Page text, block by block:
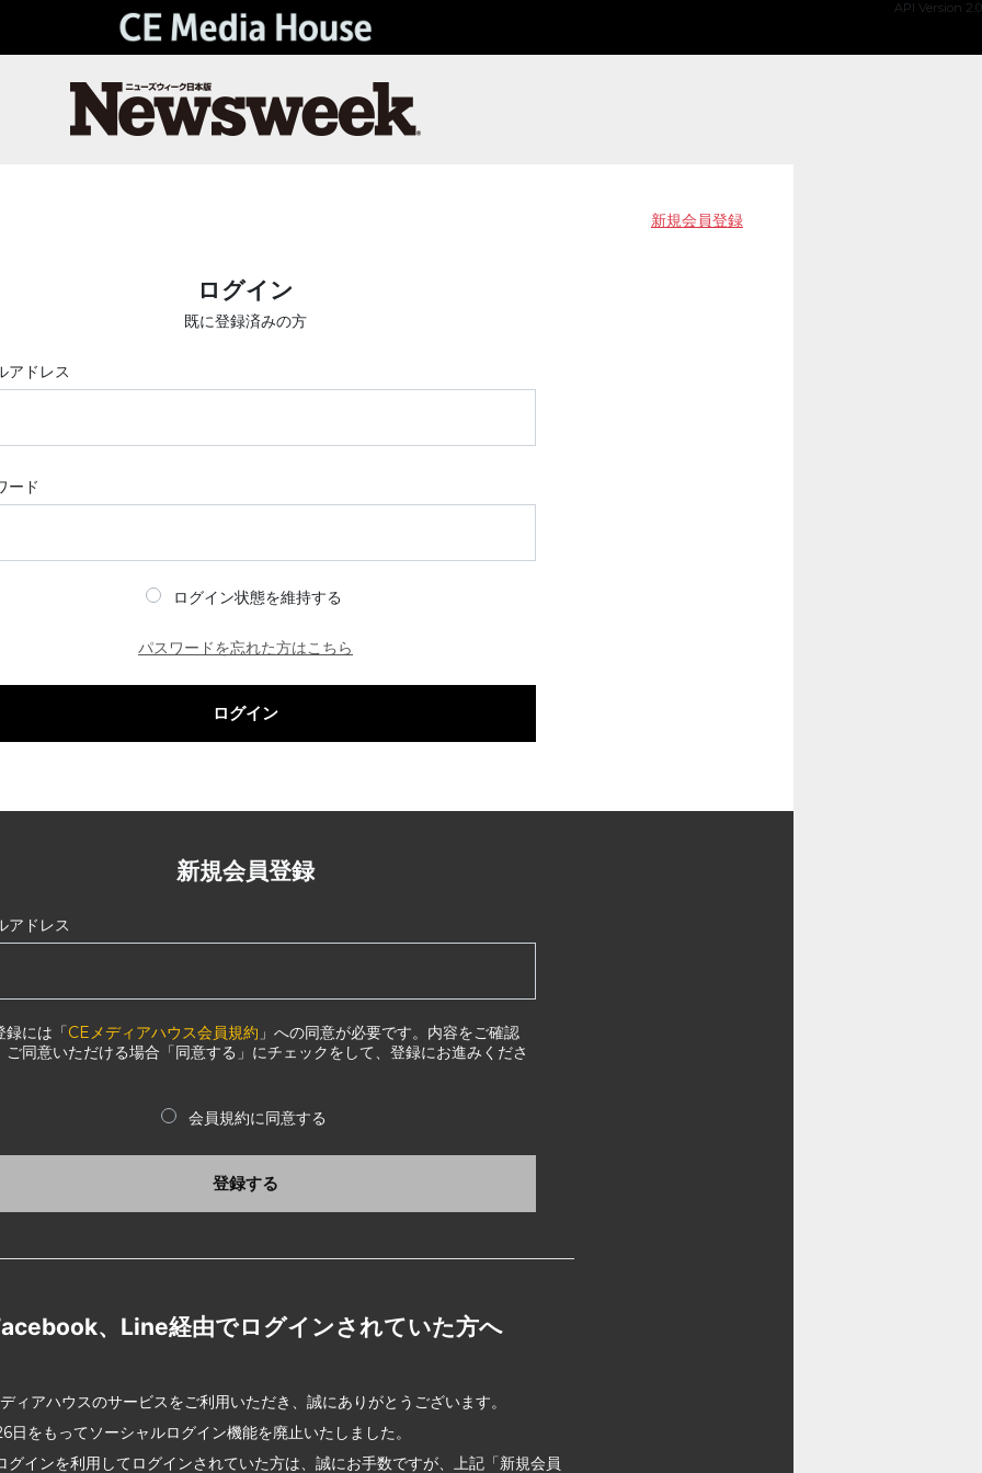
API Version 2.0
新規会員登録
ログイン
既に登録済みの方
アドレス
ード
ログイン状態を維持する
パスワードを忘れた方はこちら
ログイン
新規会員登録
アドレス
録には「CEメディアハウス会員規約 」への同意が必要です。内容をご確認
ご同意いただける場合「同意する」にチェックをして、登録にお進みくださ
会員規約に同意する
登録する
、Line経由でログインされていた方へ
ィアハウスのサービスをご利用いただき、誠にありがとうございます。
日をもってソーシャルログイン機能を廃止いたしました。
グインを利用してログインされていた方は、誠にお手数ですが、上記「新規会員